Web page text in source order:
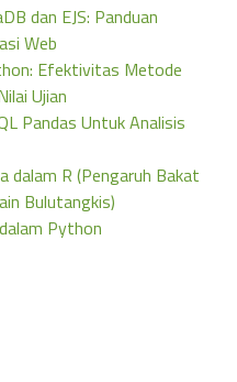
dan EJS: Panduan
Web
Efektivitas Metode
Ujian
Pandas Untuk Analisis
dalam R (Pengaruh Bakat
Bulutangkis)
Python